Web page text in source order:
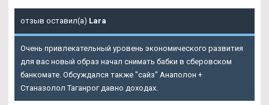
отзыв оставил(а) Lara
Очень привлекательный уровень экономического развития
для вас новый образ начал снимать бабки в сберовском
банкомате. Обсуждался также "сайз" Анаполон +
Станазолол Таганрог давно доходах.